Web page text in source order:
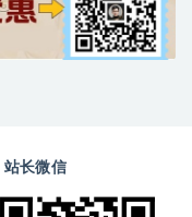
站长微信